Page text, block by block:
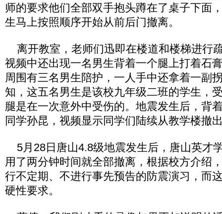
师的要求他们全部双手抱头蹲在了桌子下面
生马上按照顺序开始从前后门撤离。
离开教室，老师们迅即在楼道和楼梯进行
视频中还出现一名男生背着一个腿上打着石
周围有三名男生陪护，一人手中还拿着一副
知，这五名男生是该校九年级二班的学生，
腿是在一次意外中受伤的。地震发生后，背
同学孙昆，视频显示同学们陆续从教学楼撤
5月28日唐山4.8级地震发生后，唐山英才
用了两分钟时间就全部撤离，根据校方介绍
行不定期、不进行事先预告的防震演习，而
硬性要求。